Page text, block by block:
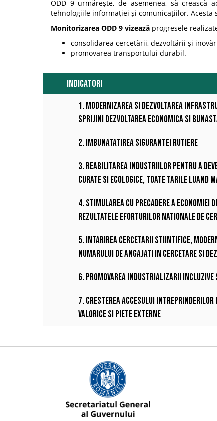
ODD 9 urmărește, de asemenea, să
tehnologiile informației și comunicațiilor.
Monitorizarea ODD 9 vizează progresele
consolidarea cercetării, dezvoltării și
promovarea transportului durabil.
INDICATORI
1. Modernizarea si dezvoltarea
sprijini dezvoltarea economica si
2. Imbunatatirea sigurantei rutiere
3. Reabilitarea industriilor pentru a
curate si ecologice, toate tarile luand
4. Stimularea cu precadere a
rezultatele eforturilor nationale de
5. Intarirea cercetarii stiintifice,
numarului de angajati in cercetare si
6. Promovarea industrializarii incluzive
7. Cresterea accesului
valorice si piete externe